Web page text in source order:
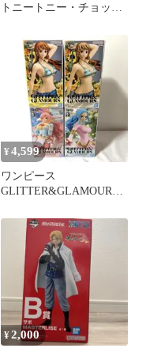
トニートニー・チョッパ
¥ 4,599
ワンピース
GLITTER&GLAMOURS
ナミ ビビ
¥2,000